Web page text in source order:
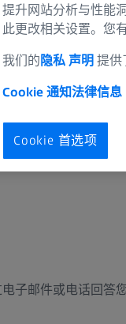
子邮件或电话回
提升网站分析与性能
此更改相关设置。您
我们的 隐私 声明 提供
Cookie 通知法律信息
Cookie 首选项